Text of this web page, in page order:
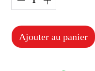
Ajouter au panier